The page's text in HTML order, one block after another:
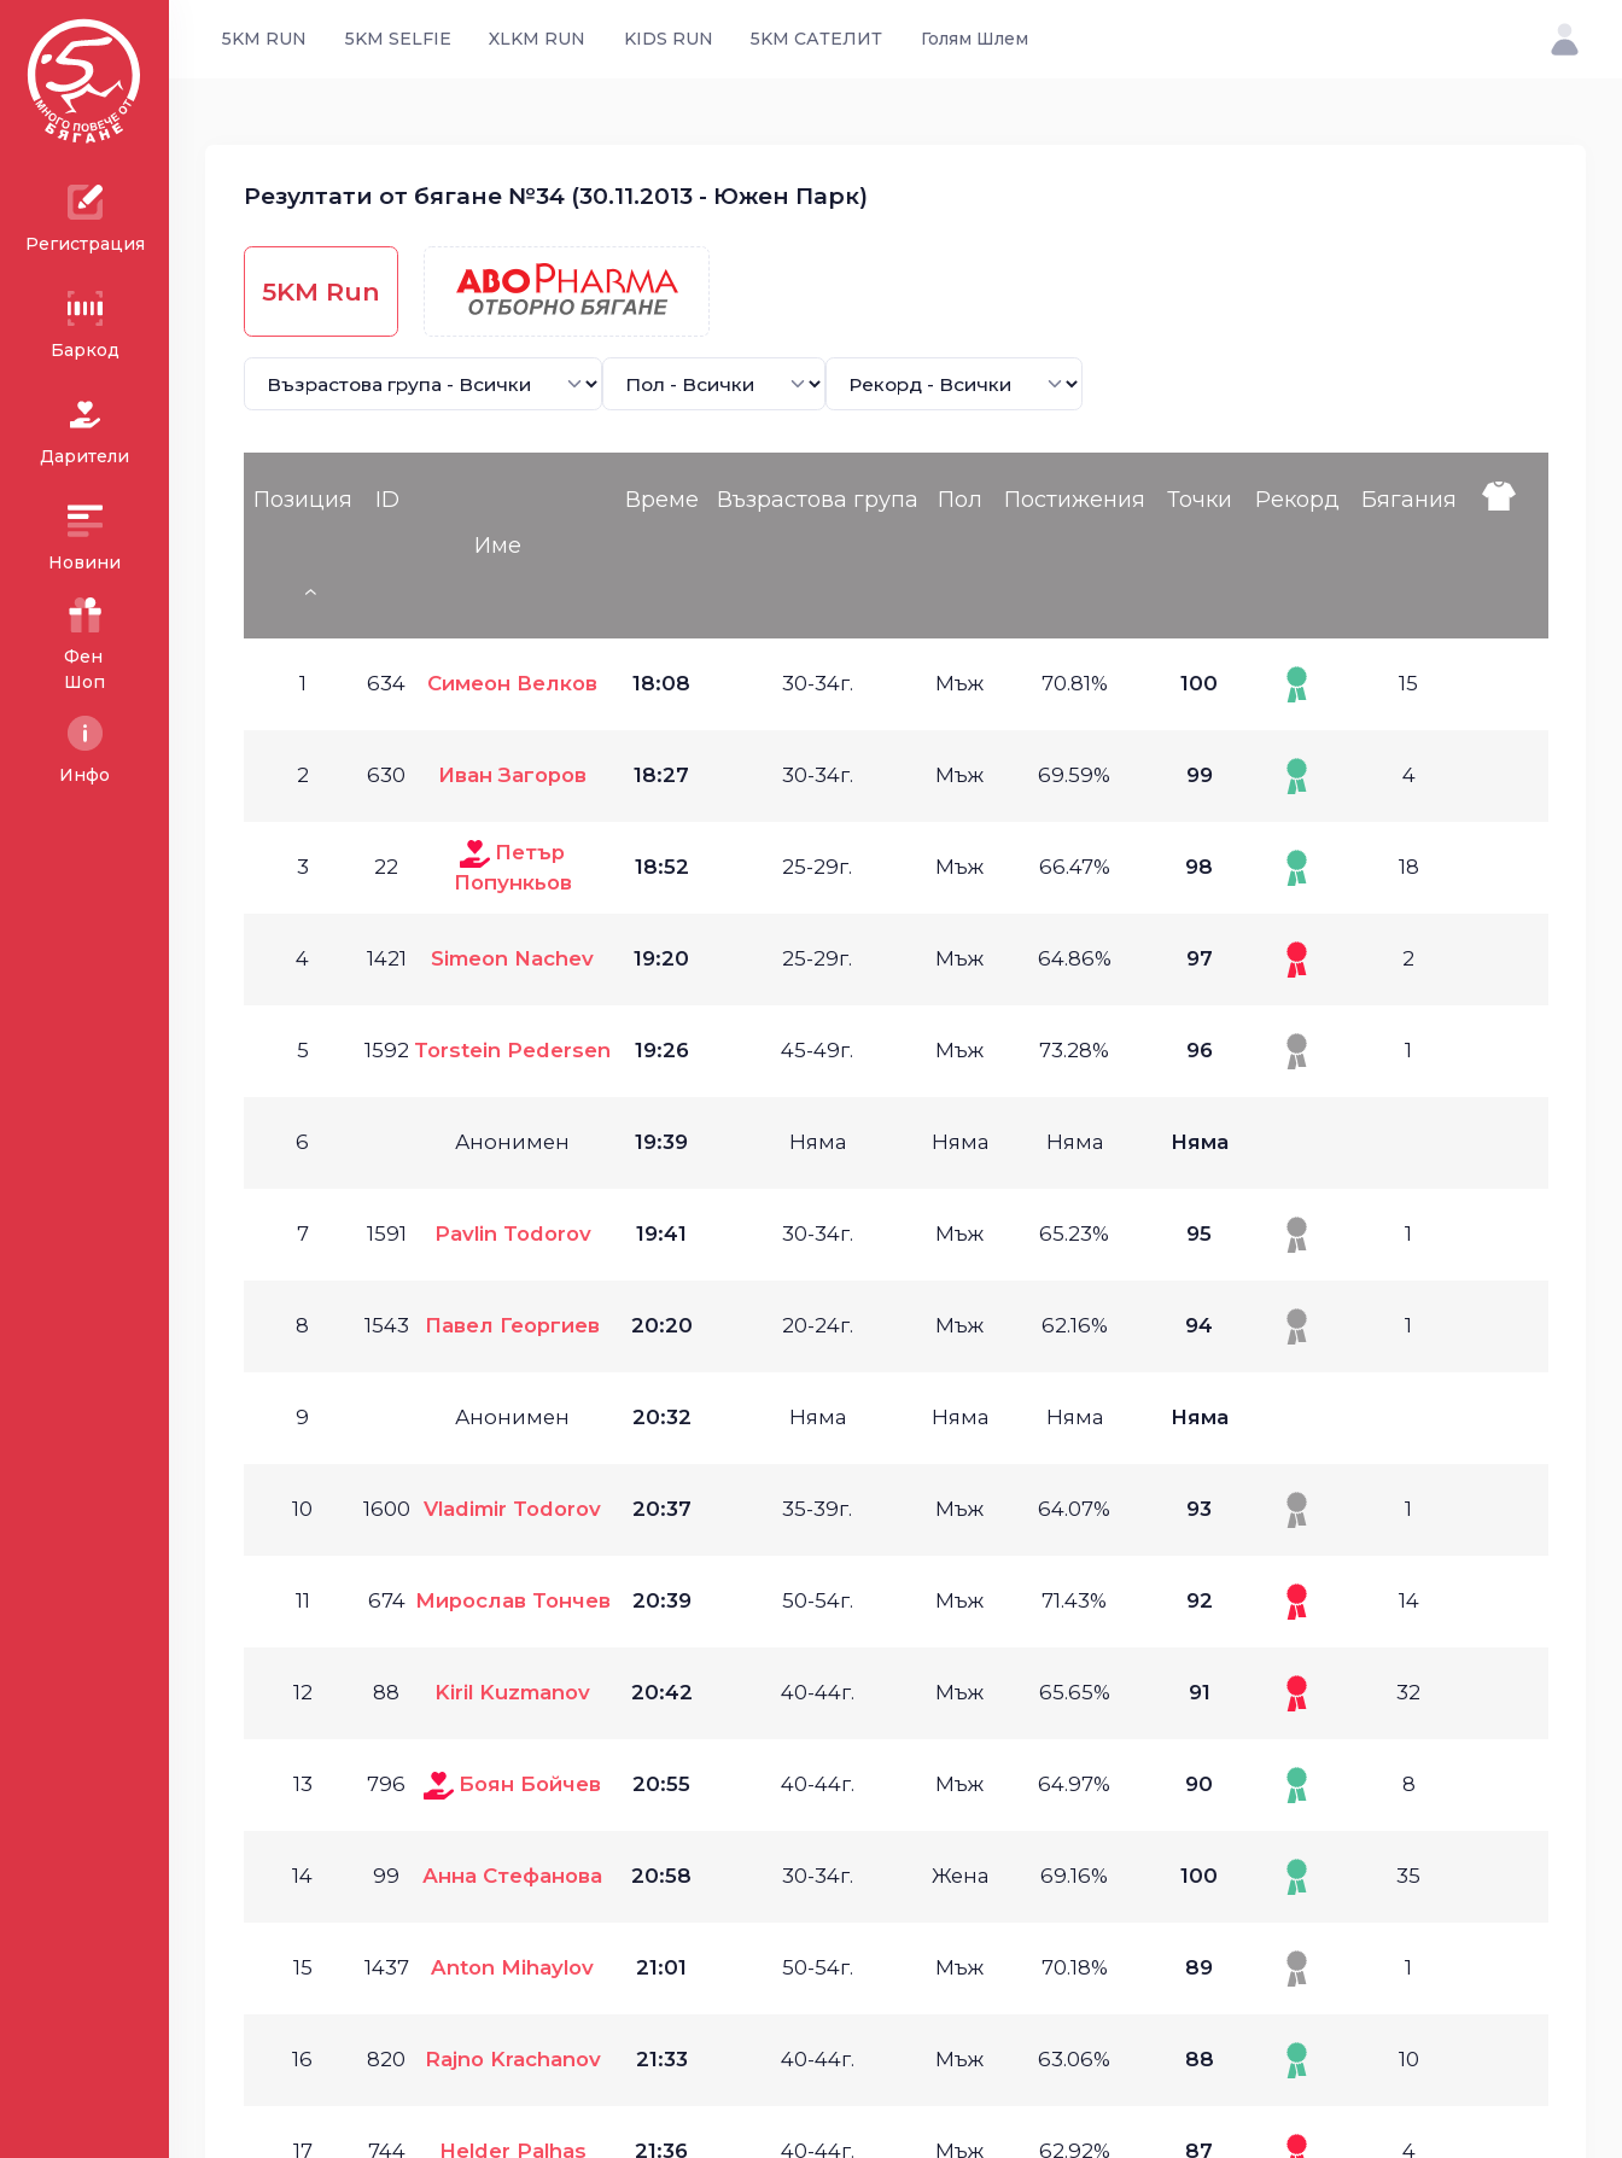
Регистрация
Баркод
Дарители
Новини
Фен
Шоп
Инфо
5KM RUN 5KM SELFIE XLKM RUN KIDS RUN 5KM САТЕЛИТ Голям Шлем
Резултати от бягане №34 (30.11.2013 - Южен Парк)
5KM Run
Позиция
ID
Име
Време Възрастова група Пол Постижения Точки Рекорд Бягания
1 634 Симеон Велков 18:08 30-34г. Мъж 70.81% 100 15
2 630 Иван Загоров 18:27 30-34г. Мъж 69.59% 99 4
3 22
Петър
Попункьов
18:52 25-29г. Мъж 66.47% 98 18
4 1421 Simeon Nachev 19:20 25-29г. Мъж 64.86% 97 2
5 1592 Torstein Pedersen 19:26 45-49г. Мъж 73.28% 96 1
6 Анонимен 19:39 Няма Няма Няма Няма
7 1591 Pavlin Todorov 19:41 30-34г. Мъж 65.23% 95 1
8 1543 Павел Георгиев 20:20 20-24г. Мъж 62.16% 94 1
9 Анонимен 20:32 Няма Няма Няма Няма
10 1600 Vladimir Todorov 20:37 35-39г. Мъж 64.07% 93 1
11 674 Мирослав Тончев 20:39 50-54г. Мъж 71.43% 92 14
12 88 Kiril Kuzmanov 20:42 40-44г. Мъж 65.65% 91 32
13 796 Боян Бойчев 20:55 40-44г. Мъж 64.97% 90 8
14 99 Анна Стефанова 20:58 30-34г. Жена 69.16% 100 35
15 1437 Anton Mihaylov 21:01 50-54г. Мъж 70.18% 89 1
16 820 Rajno Krachanov 21:33 40-44г. Мъж 63.06% 88 10
17 744 Helder Palhas 21:36 40-44г. Мъж 62.92% 87 4